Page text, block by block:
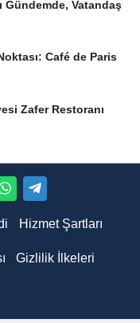
Gündemde, Vatandaş
Café de Paris
Zafer Restoranı
Hizmet Şartları
Gizlilik İlkeleri